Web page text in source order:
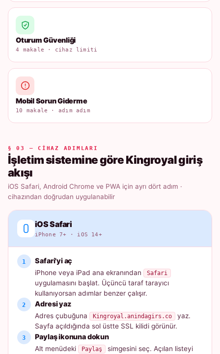
Oturum Güvenliği
4 makale · cihaz limiti
Mobil Sorun Giderme
10 makale · adım adım
§ 03 — CIHAZ ADIMLARI
İşletim sistemine göre Kingroyal giriş
akışı
iOS Safari, Android Chrome ve PWA için ayrı dört adım ·
cihazından doğrudan uygulanabilir
iOS Safari
iPhone 7+ · iOS 14+
Safari'yi aç
iPhone veya iPad ana ekranından Safari
uygulamasını başlat. Üçüncü taraf tarayıcı
kullanıyorsan adımlar benzer çalışır.
Adresi yaz
Adres çubuğuna Kingroyal.anindagirs.co
yaz.
Sayfa açıldığında sol üstte SSL kilidi görünür.
Paylaş ikonuna dokun
Alt menüdeki Paylaş
simgesini seç. Açılan listeyi